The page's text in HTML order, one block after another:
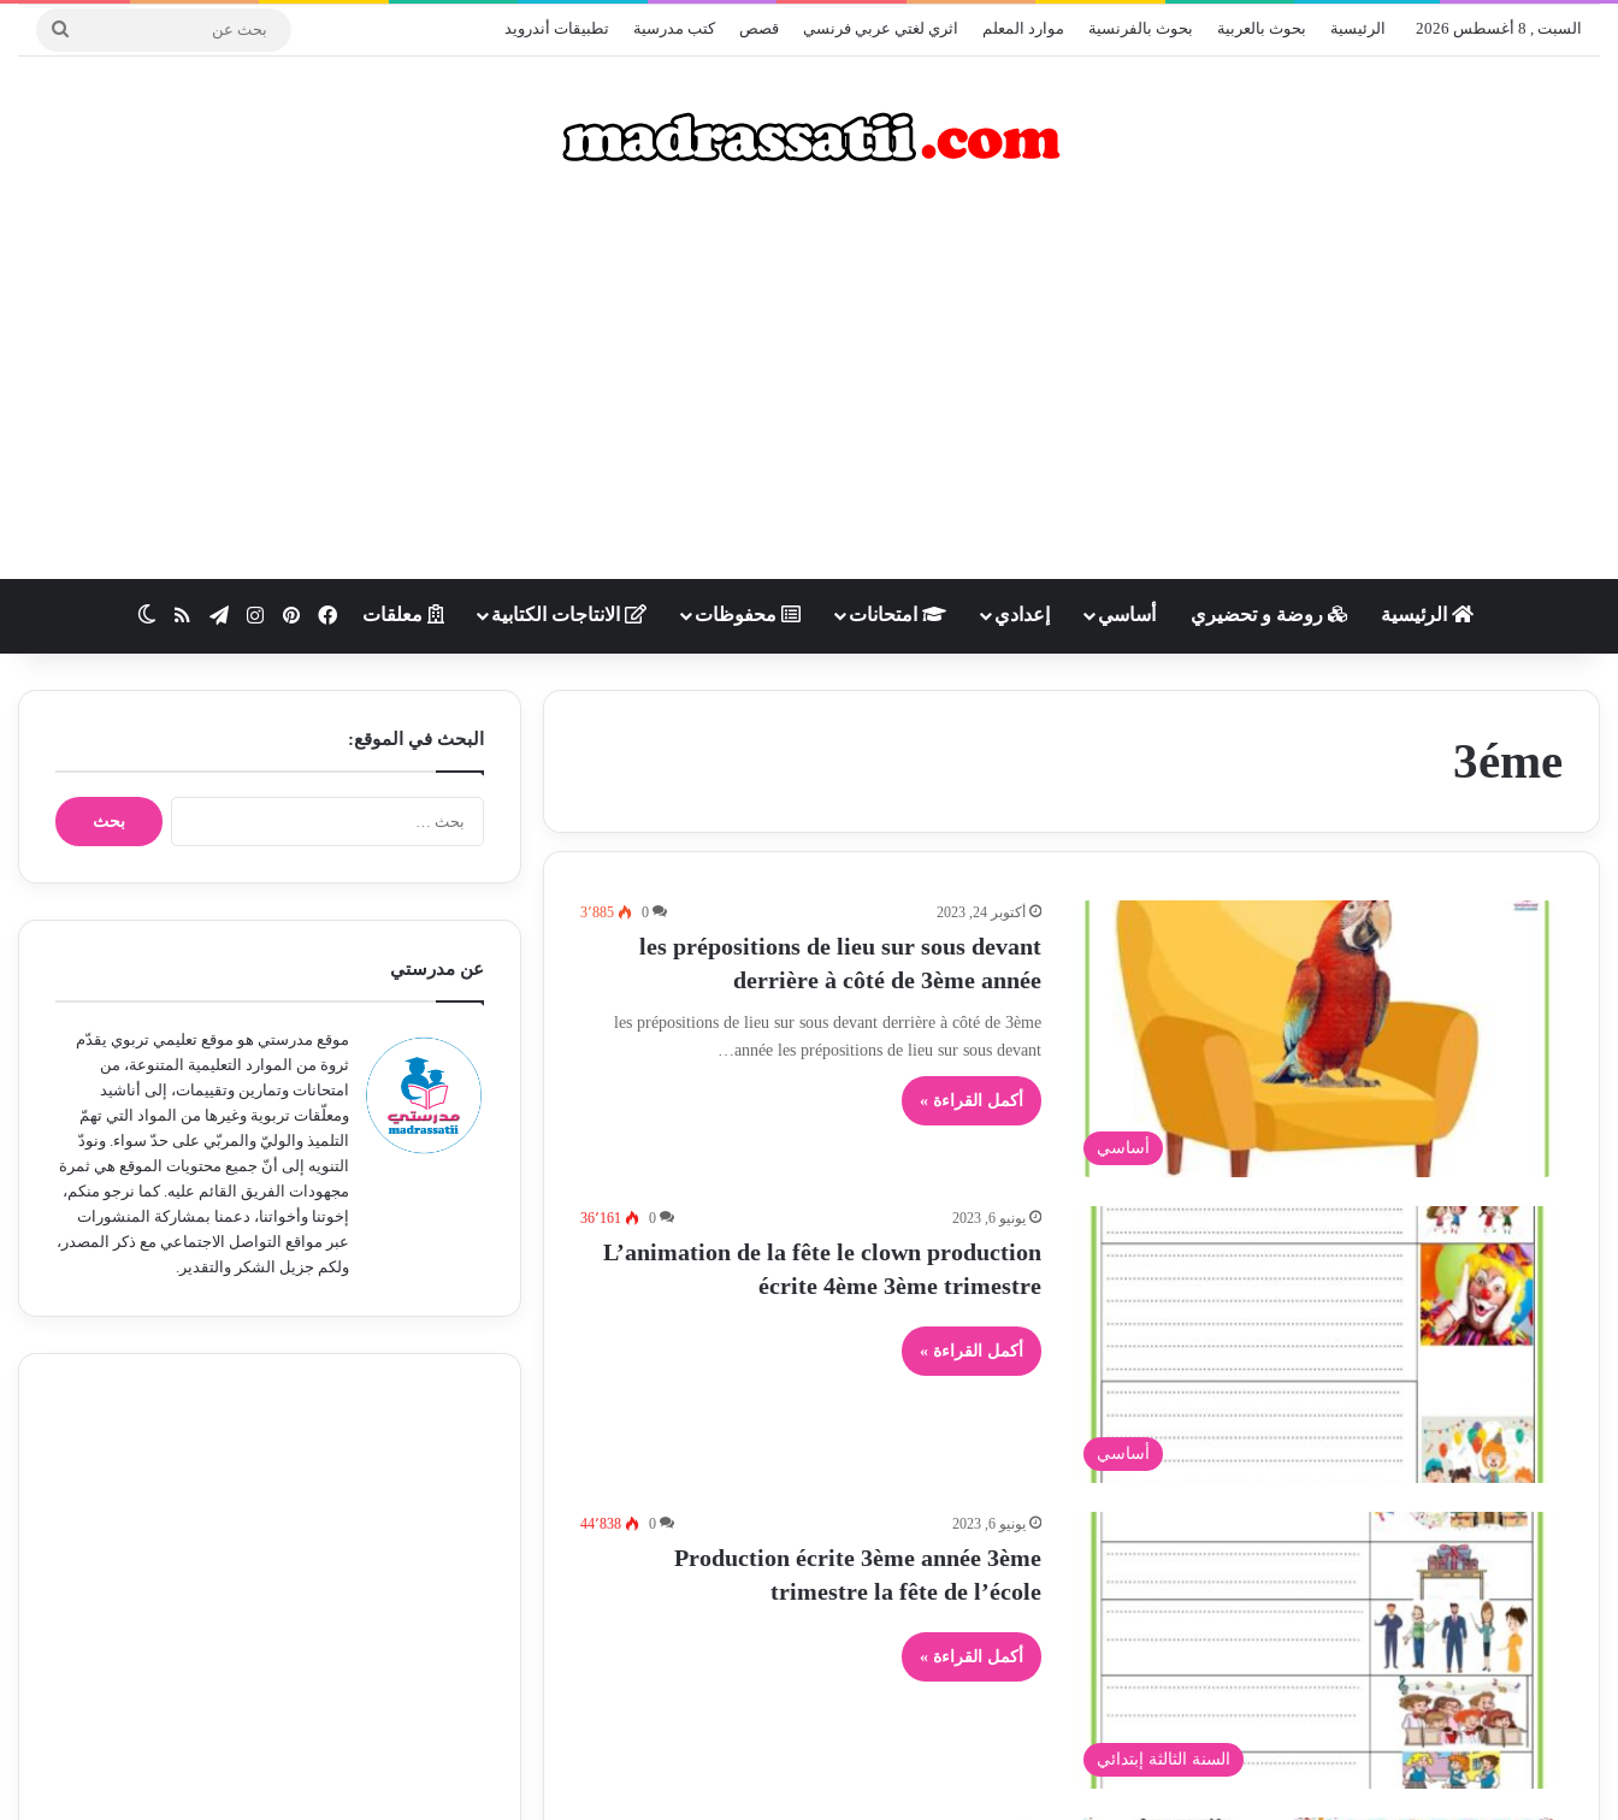
السبت , 8 أغسطس 2026 الرئيسية بحوث بالعربية بحوث بالفرنسية موارد المعلم اثري لغتي عربي فرنسي قصص كتب مدرسية تطبيقات أندرويد
الرئيسية روضة و تحضيري أساسي إعدادي امتحانات محفوظات الانتاجات الكتابية معلقات فيسبوكبينتيريستانستقرامتيلقرامملخص الموقع RSS
3éme
أساسي
أكتوبر 24, 2023 0 3٬885
les prépositions de lieu sur sous devant
derrière à côté de 3ème année
les prépositions de lieu sur sous devant derrière à côté de 3ème
année les prépositions de lieu sur sous devant…
أكمل القراءة »
أساسي
يونيو 6, 2023 0 36٬161
L’animation de la fête le clown production
écrite 4ème 3ème trimestre
أكمل القراءة »
السنة الثالثة إبتدائي
يونيو 6, 2023 0 44٬838
Production écrite 3ème année 3ème
trimestre la fête de l’école
أكمل القراءة »
البحث في الموقع:
ح
عن مدرستي
موقع مدرستي هو موقع تعليمي تربوي يقدّم
ثروة من الموارد التعليمية المتنوعة، من
امتحانات وتمارين وتقييمات، إلى أناشيد
ومعلّقات تربوية وغيرها من المواد التي تهمّ
التلميذ والوليّ والمربّي على حدّ سواء. ونودّ
التنويه إلى أنّ جميع محتويات الموقع هي ثمرة
مجهودات الفريق القائم عليه. كما نرجو منكم،
إخوتنا وأخواتنا، دعمنا بمشاركة المنشورات
عبر مواقع التواصل الاجتماعي مع ذكر المصدر،
ولكم جزيل الشكر والتقدير.